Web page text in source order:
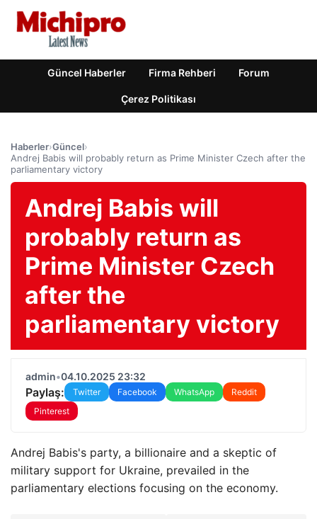
Güncel Haberler Firma Rehberi Forum
Çerez Politikası
Haberler›Güncel›
Andrej Babis will probably return as Prime Minister Czech after the
parliamentary victory
Andrej Babis will
probably return as
Prime Minister Czech
after the
parliamentary victory
admin•04.10.2025 23:32
Paylaş: Twitter Facebook WhatsApp
Reddit
Pinterest
Andrej Babis's party, a billionaire and a skeptic of
military support for Ukraine, prevailed in the
parliamentary elections focusing on the economy.